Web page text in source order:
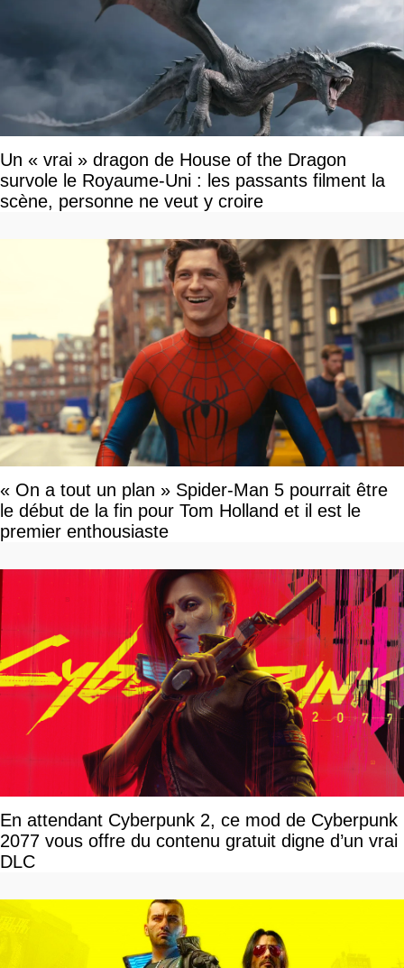
Un « vrai » dragon de House of the Dragon
survole le Royaume-Uni : les passants filment la
scène, personne ne veut y croire
« On a tout un plan » Spider-Man 5 pourrait être
le début de la fin pour Tom Holland et il est le
premier enthousiaste
En attendant Cyberpunk 2, ce mod de Cyberpunk
2077 vous offre du contenu gratuit digne d’un vrai
DLC